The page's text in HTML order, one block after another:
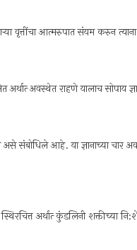
वृत्तींचा आत्मरुपात संयम करुन
अवस्थेत राहणे यालाच सोपाय
असे संबोधिले आहे. या ज्ञानाच्या
अर्थात्‍ कुंडलिनी शक्तीच्या